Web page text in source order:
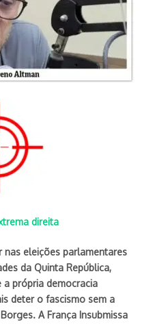
direita
nas eleições parlamentares
da Quinta República,
a própria democracia
deter o fascismo sem a
A França Insubmissa